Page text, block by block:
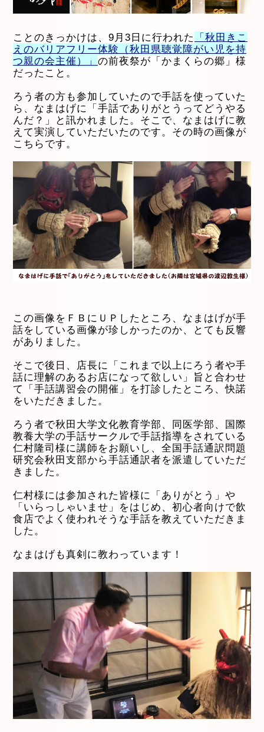
ことのきっかけは、9月3日に行われた
「秋田きこ
えのバリアフリー体験（秋田県聴覚障がい児を持
つ親の会主催）」 の前夜祭が「かまくらの郷」様
だったこと。
ろう者の方も参加していたので手話を使っていた
ら、なまはげに「手話でありがとうってどうやる
んだ？」と訊かれました。そこで、なまはげに教
えて実演していただいたのです。その時の画像が
こちらです。
この画像をＦＢにＵＰしたところ、なまはげが手
話をしている画像が珍しかったのか、とても反響
がありました。
そこで後日、店長に「これまで以上にろう者や手
話に理解のあるお店になって欲しい」旨と合わせ
て「手話講習会の開催」を打診したところ、快諾
をいただきました。
ろう者で秋田大学文化教育学部、同医学部、国際
教養大学の手話サークルで手話指導をされている
仁村隆司様に講師をお願いし、全国手話通訳問題
研究会秋田支部から手話通訳者を派遣していただ
きました。
仁村様には参加された皆様に「ありがとう」や
「いらっしゃいませ」をはじめ、初心者向けで飲
食店でよく使われそうな手話を教えていただきま
した。
なまはげも真剣に教わっています！